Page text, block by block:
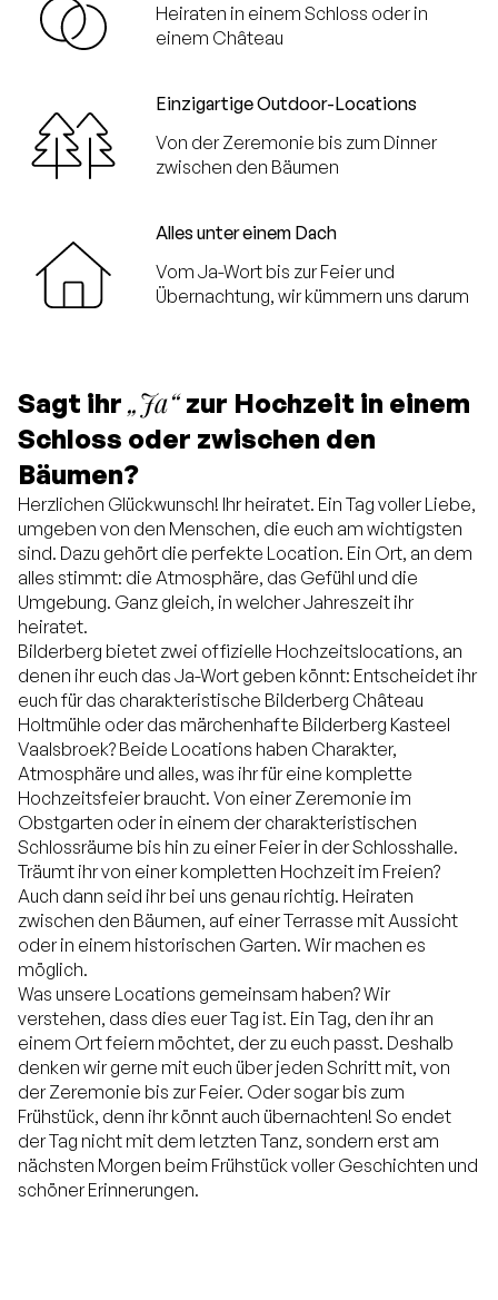
Heiraten in einem Schloss oder in
einem Château
Einzigartige Outdoor-Locations
Von der Zeremonie bis zum Dinner
zwischen den Bäumen
Alles unter einem Dach
Vom Ja-Wort bis zur Feier und
Übernachtung, wir kümmern uns darum
Sagt ihr „Ja“zur Hochzeit in einem
Schloss oder zwischen den
Bäumen?
Herzlichen Glückwunsch! Ihr heiratet. Ein Tag voller Liebe,
umgeben von den Menschen, die euch am wichtigsten
sind. Dazu gehört die perfekte Location. Ein Ort, an dem
alles stimmt: die Atmosphäre, das Gefühl und die
Umgebung. Ganz gleich, in welcher Jahreszeit ihr
heiratet.
Bilderberg bietet zwei offizielle Hochzeitslocations, an
denen ihr euch das Ja-Wort geben könnt: Entscheidet ihr
euch für das charakteristische Bilderberg Château
Holtmühle oder das märchenhafte Bilderberg Kasteel
Vaalsbroek? Beide Locations haben Charakter,
Atmosphäre und alles, was ihr für eine komplette
Hochzeitsfeier braucht. Von einer Zeremonie im
Obstgarten oder in einem der charakteristischen
Schlossräume bis hin zu einer Feier in der Schlosshalle.
Träumt ihr von einer kompletten Hochzeit im Freien?
Auch dann seid ihr bei uns genau richtig. Heiraten
zwischen den Bäumen, auf einer Terrasse mit Aussicht
oder in einem historischen Garten. Wir machen es
möglich.
Was unsere Locations gemeinsam haben? Wir
verstehen, dass dies euer Tag ist. Ein Tag, den ihr an
einem Ort feiern möchtet, der zu euch passt. Deshalb
denken wir gerne mit euch über jeden Schritt mit, von
der Zeremonie bis zur Feier. Oder sogar bis zum
Frühstück, denn ihr könnt auch übernachten! So endet
der Tag nicht mit dem letzten Tanz, sondern erst am
nächsten Morgen beim Frühstück voller Geschichten und
schöner Erinnerungen.